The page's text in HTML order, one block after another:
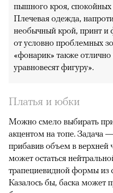
пышного кроя, спокойных
Плечевая одежда,
необычный крой, принт и
от условно проблемных
«фонарик» также отлично
уравновесят фигуру».
Платья и юбки
Можно смело выбирать
акцентом на топе. Задача
прибавив объем в верхней
может остаться
трапециевидной формы из
Казалось бы, баска может